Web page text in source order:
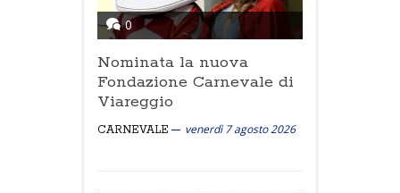
0
Nominata la nuova
Fondazione Carnevale di
Viareggio
CARNEVALE venerdì 7 agosto 2026